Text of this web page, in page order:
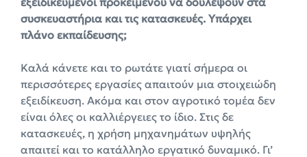
συσκευαστήρια και τις κατασκευές. Υπάρχει
πλάνο εκπαίδευσης;
Καλά κάνετε και το ρωτάτε γιατί σήμερα οι
περισσότερες εργασίες απαιτούν μια στοιχειώδη
εξειδίκευση. Ακόμα και στον αγροτικό τομέα δεν
είναι όλες οι καλλιέργειες το ίδιο. Στις δε
κατασκευές, η χρήση μηχανημάτων υψηλής
απαιτεί και το κατάλληλο εργατικό δυναμικό. Γι’